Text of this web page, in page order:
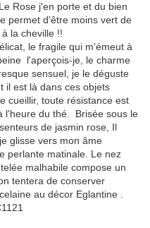
Rose j'en porte et du bien
permet d'être moins vert de
la cheville !!
le fragile qui m'émeut à
l'aperçois-je, le charme
sensuel, je le déguste
il est là dans ces objets
cueillir, toute résistance est
l'heure du thé. Brisée sous le
de jasmin rose, Il
glisse vers mon âme
perlante matinale. Le nez
malhabile compose un
tentera de conserver
au décor Eglantine .